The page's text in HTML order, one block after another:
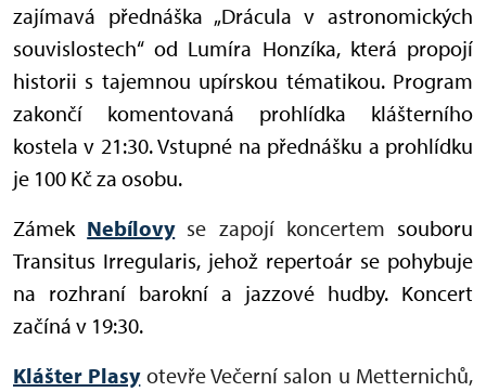
zajímavá přednáška „Drácula v astronomických
souvislostech“ od Lumíra Honzíka, která propojí
historii s tajemnou upírskou tématikou. Program
zakončí komentovaná prohlídka klášterního
kostela v 21:30. Vstupné na přednášku a prohlídku
je 100 Kč za osobu.
Zámek Nebílovy se zapojí koncertem souboru
Transitus Irregularis, jehož repertoár se pohybuje
na rozhraní barokní a jazzové hudby. Koncert
začíná v 19:30.
Klášter Plasyotevře Večerní salon u Metternichů,